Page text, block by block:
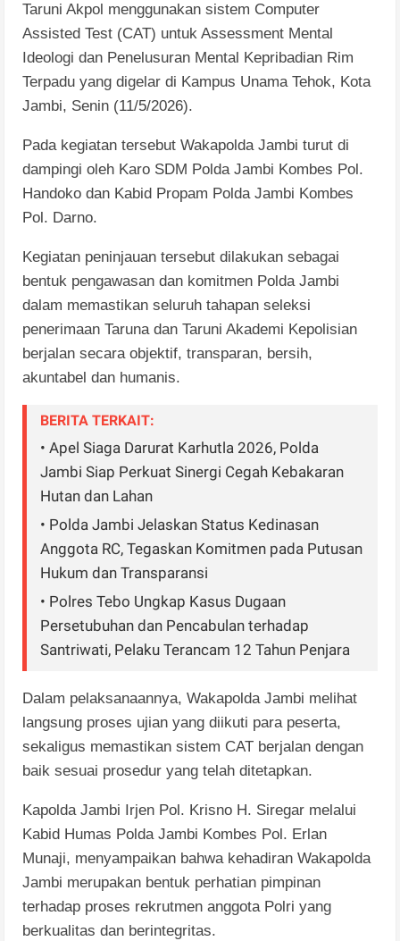
Taruni Akpol menggunakan sistem Computer
Assisted Test (CAT) untuk Assessment Mental
Ideologi dan Penelusuran Mental Kepribadian Rim
Terpadu yang digelar di Kampus Unama Tehok, Kota
Jambi, Senin (11/5/2026).
Pada kegiatan tersebut Wakapolda Jambi turut di
dampingi oleh Karo SDM Polda Jambi Kombes Pol.
Handoko dan Kabid Propam Polda Jambi Kombes
Pol. Darno.
Kegiatan peninjauan tersebut dilakukan sebagai
bentuk pengawasan dan komitmen Polda Jambi
dalam memastikan seluruh tahapan seleksi
penerimaan Taruna dan Taruni Akademi Kepolisian
berjalan secara objektif, transparan, bersih,
akuntabel dan humanis.
BERITA TERKAIT:
• Apel Siaga Darurat Karhutla 2026, Polda
Jambi Siap Perkuat Sinergi Cegah Kebakaran
Hutan dan Lahan
• Polda Jambi Jelaskan Status Kedinasan
Anggota RC, Tegaskan Komitmen pada Putusan
Hukum dan Transparansi
• Polres Tebo Ungkap Kasus Dugaan
Persetubuhan dan Pencabulan terhadap
Santriwati, Pelaku Terancam 12 Tahun Penjara
Dalam pelaksanaannya, Wakapolda Jambi melihat
langsung proses ujian yang diikuti para peserta,
sekaligus memastikan sistem CAT berjalan dengan
baik sesuai prosedur yang telah ditetapkan.
Kapolda Jambi Irjen Pol. Krisno H. Siregar melalui
Kabid Humas Polda Jambi Kombes Pol. Erlan
Munaji, menyampaikan bahwa kehadiran Wakapolda
Jambi merupakan bentuk perhatian pimpinan
terhadap proses rekrutmen anggota Polri yang
berkualitas dan berintegritas.